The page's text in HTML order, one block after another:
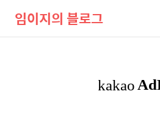
임이지의 블로그